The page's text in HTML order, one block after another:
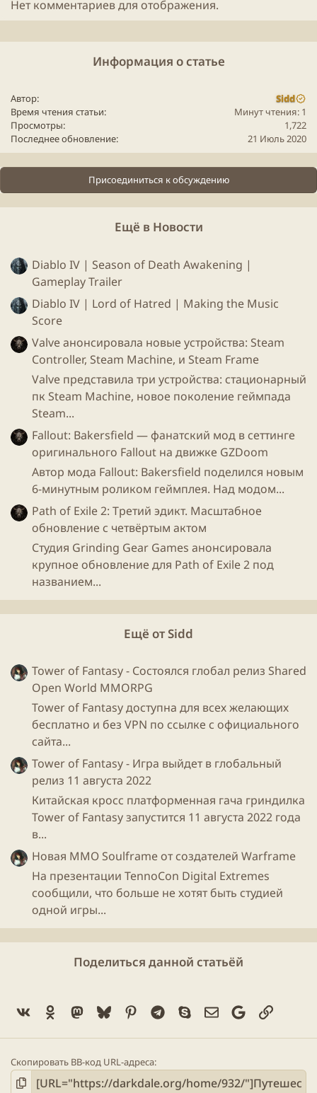
К сожалению далеко нас не пустят, но посмотреть
некоторые комнаты довольно интересно)
Появятся ли когда-нибудь технологии, чтобы можно
было бы наблюдать работу над новыми играми в
реальном времени, да еще и советовать верные
решения/подгонять сроки выходаигры? =)
Нет комментариев для отображения.
Информация о статье
Автор
Sidd
Время чтения статьи
Минут чтения: 1
Просмотры
1,722
Последнее обновление
21 Июль 2020
Присоединиться к обсуждению
Ещё в Новости
Diablo IV | Season of Death Awakening |
Gameplay Trailer
Diablo IV | Lord of Hatred | Making the Music
Score
Valve анонсировала новые устройства: Steam
Controller, Steam Machine, и Steam Frame
Valve представила три устройства: стационарный
пк Steam Machine, новое поколение геймпада
Steam...
Fallout: Bakersfield — фанатский мод в сеттинге
оригинального Fallout на движке GZDoom
Автор мода Fallout: Bakersfield поделился новым
6-минутным роликом геймплея. Над модом...
Path of Exile 2: Третий эдикт. Масштабное
обновление с четвёртым актом
Студия Grinding Gear Games анонсировала
крупное обновление для Path of Exile 2 под
названием...
Ещё от Sidd
Tower of Fantasy - Состоялся глобал релиз Shared
Open World MMORPG
Tower of Fantasy доступна для всех желающих
бесплатно и без VPN по ссылке с официального
сайта...
Tower of Fantasy - Игра выйдет в глобальный
релиз 11 августа 2022
Китайская кросс платформенная гача гриндилка
Tower of Fantasy запустится 11 августа 2022 года
в...
Новая ММО Soulframe от создателей Warframe
На презентации TennoCon Digital Extremes
сообщили, что больше не хотят быть студией
одной игры...
Поделиться данной статьёй
Vk Ok Mastodon
BlueskyPinterestTelegram
SkypeЭлектронная
GoogleСсылка
Скопировать BB-код URL-адреса